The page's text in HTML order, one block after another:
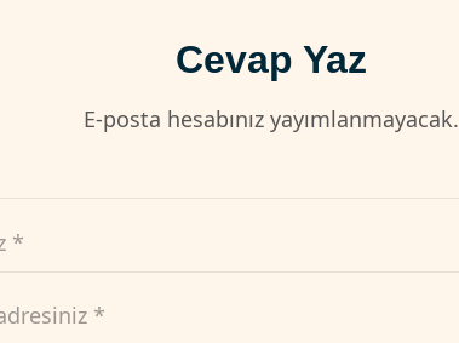
Cevap Yaz
E-posta hesabınız yayımlanmayacak.